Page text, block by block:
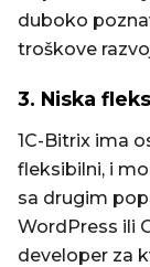
duboko
troškove
3. Niska
1C-Bitrix ima
fleksibilni, i
sa drugim
WordPress ili
developer za